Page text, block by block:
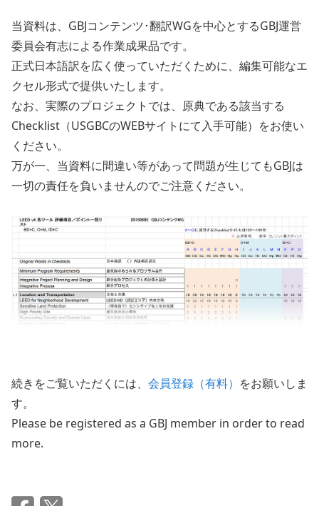
当資料は、GBJコンテンツ･翻訳WGを中心とするGBJ運営
委員会有志による作業成果品です。
正式日本語訳を広く使っていただくために、編集可能なエ
クセル形式で提供いたします。
なお、実際のプロジェクトでは、原典である該当する
Checklist（USGBCのWEBサイトにて入手可能）をお使い
ください。
万が一、当資料に間違い等があって問題が生じてもGBJは
一切の責任を負いませんのでご注意ください。
続きをご覧いただくには、 会員登録（有料） をお願いしま
す。
Please be registered as a GBJ member in order to read
more.